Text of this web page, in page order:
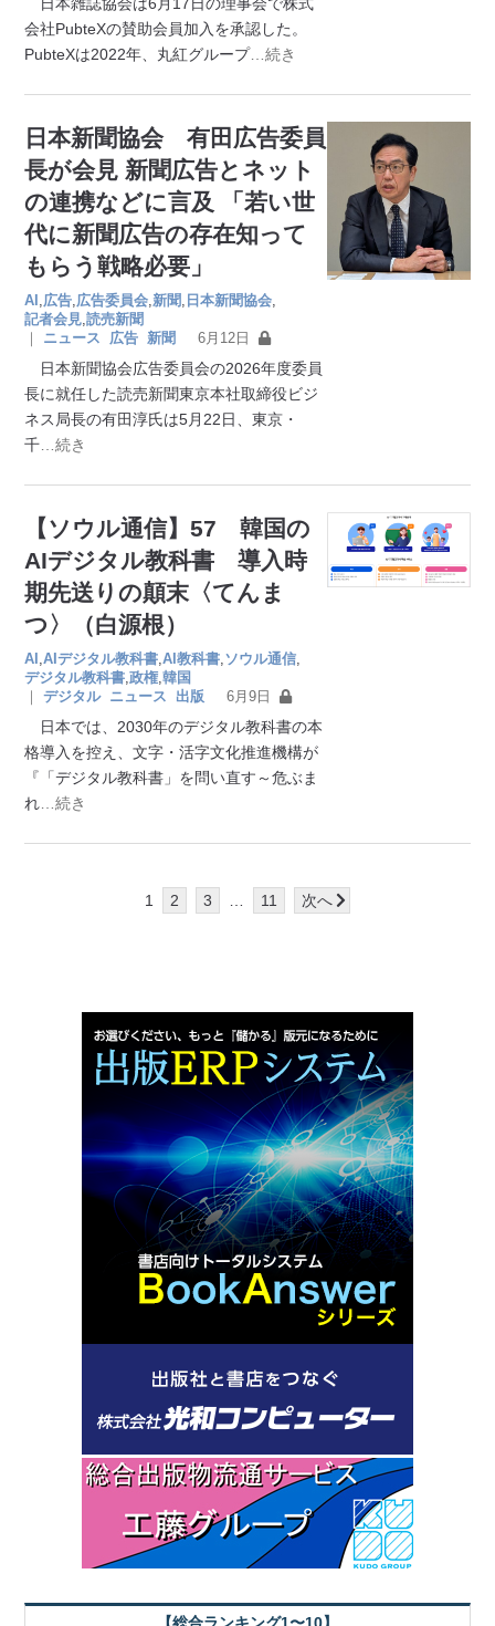
日本雑誌協会は6月17日の理事会で株式
会社PubteXの賛助会員加入を承認した。
PubteXは2022年、丸紅グループ…続き
日本新聞協会 有田広告委員
長が会見 新聞広告とネット
の連携などに言及 「若い世
代に新聞広告の存在知って
もらう戦略必要」
AI ,広告,広告委員会,新聞, 日本新聞協会,
記者会見,読売新聞
｜
ニュース 広告 新聞 6月12日
日本新聞協会広告委員会の2026年度委員
長に就任した読売新聞東京本社取締役ビジ
ネス局長の有田淳氏は5月22日、東京・
千…続き
【ソウル通信】57 韓国の
AIデジタル教科書 導入時
期先送りの顛末〈てんま
つ〉（白源根）
AI ,AIデジタル教科書,AI教科書,ソウル通信,
デジタル教科書,政権,韓国
｜
デジタル ニュース 出版 6月9日
日本では、2030年のデジタル教科書の本
格導入を控え、文字・活字文化推進機構が
『「デジタル教科書」を問い直す～危ぶま
れ…続き
1 2 3 … 11 次へ